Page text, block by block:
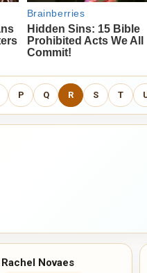
P Q R S T
Rachel Novaes